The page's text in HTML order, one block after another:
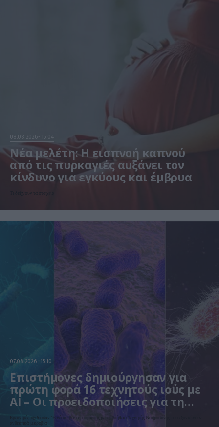
08.08.2026 15:04
Νέα μελέτη: Η εισπνοή καπνού
από τις πυρκαγιές αυξάνει τον
κίνδυνο για εγκύους και έμβρυα
07.08.2026 15:10
Επιστήμονες δημιούργησαν για
πρώτη φορά 16 τεχνητούς ιούς με
AI – Οι προειδοποιήσεις για τη
βιοασφάλεια
Ερευνητές σχεδίασαν 16 νέους βακτηριοφάγους με τη βοήθεια Τεχνητής Νοημοσύνης που εξοντώνουν
ανθεκτικά μικρόβια